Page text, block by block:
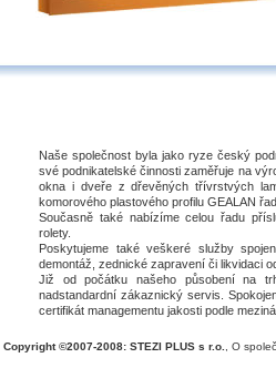
Naše společnost byla jako ryze český
své podnikatelské činnosti zaměřuje na
okna i dveře z dřevěných třívrstvých
komorového plastového profilu GEALAN
Současně také nabízíme celou řadu
rolety.
Poskytujeme také veškeré služby
demontáž, zednické zapravení či likvidaci
Již od počátku našeho působení na
nadstandardní zákaznický servis.
certifikát managementu jakosti podle
Copyright ©2007-2008: STEZI PLUS s r.o. O